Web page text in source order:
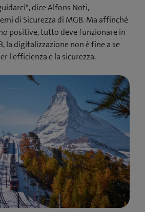
dice Alfons Noti,
di Sicurezza di MGB. Ma affinché
positive, tutto deve funzionare in
la digitalizzazione non è fine a se
l'efficienza e la sicurezza.